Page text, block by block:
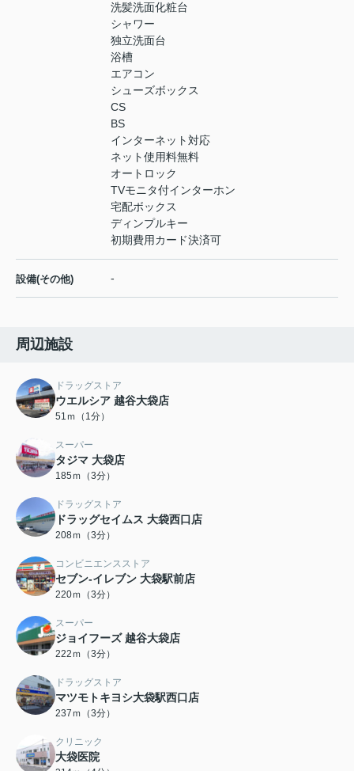
洗髪洗面化粧台
シャワー
独立洗面台
浴槽
エアコン
シューズボックス
CS
BS
インターネット対応
ネット使用料無料
オートロック
TVモニタ付インターホン
宅配ボックス
ディンプルキー
初期費用カード決済可
設備(その他) -
周辺施設
ドラッグストア
ウエルシア 越谷大袋店
51ｍ（1分）
スーパー
タジマ 大袋店
185ｍ（3分）
ドラッグストア
ドラッグセイムス 大袋西口店
208ｍ（3分）
コンビニエンスストア
セブン‐イレブン 大袋駅前店
220ｍ（3分）
スーパー
ジョイフーズ 越谷大袋店
222ｍ（3分）
ドラッグストア
マツモトキヨシ大袋駅西口店
237ｍ（3分）
クリニック
大袋医院